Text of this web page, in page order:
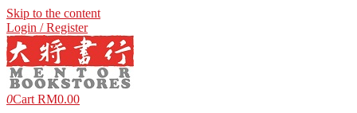
Skip to the content
Login / Register
0Cart RM0.00